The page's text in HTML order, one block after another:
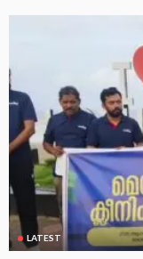
LATEST